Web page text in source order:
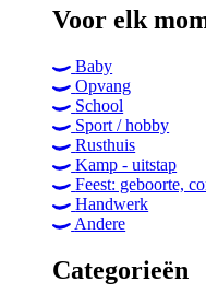
Voor elk
Baby
Opvang
School
Sport / hobby
Rusthuis
Kamp - uitstap
Feest: geboorte,
Handwerk
Andere
Categorieën